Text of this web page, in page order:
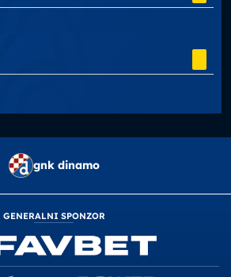
gnk dinamo
GENERALNI SPONZOR